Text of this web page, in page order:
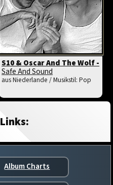
S10 & Oscar And The Wolf -
Safe And Sound
aus Niederlande / Musikstil: Pop
Album Charts